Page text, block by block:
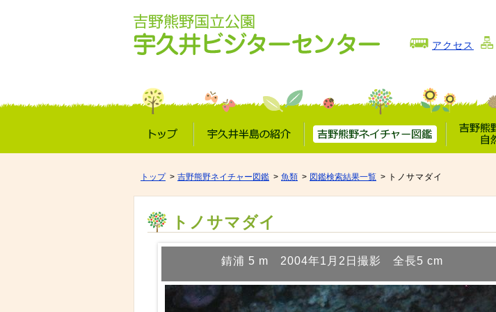
アクセス
トップ 吉野熊野ネイチャー図鑑 魚類 図鑑検索結果一覧 トノサマダイ
トノサマダイ
錆浦 5 m 2004年1月2日撮影 全長5 cm